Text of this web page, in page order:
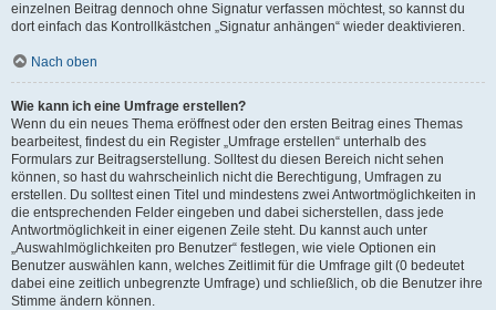
einzelnen Beitrag dennoch ohne Signatur verfassen möchtest, so kannst du
dort einfach das Kontrollkästchen „Signatur anhängen“ wieder deaktivieren.
Nach oben
Wie kann ich eine Umfrage erstellen?
Wenn du ein neues Thema eröffnest oder den ersten Beitrag eines Themas
bearbeitest, findest du ein Register „Umfrage erstellen“ unterhalb des
Formulars zur Beitragserstellung. Solltest du diesen Bereich nicht sehen
können, so hast du wahrscheinlich nicht die Berechtigung, Umfragen zu
erstellen. Du solltest einen Titel und mindestens zwei Antwortmöglichkeiten in
die entsprechenden Felder eingeben und dabei sicherstellen, dass jede
Antwortmöglichkeit in einer eigenen Zeile steht. Du kannst auch unter
„Auswahlmöglichkeiten pro Benutzer“ festlegen, wie viele Optionen ein
Benutzer auswählen kann, welches Zeitlimit für die Umfrage gilt (0 bedeutet
dabei eine zeitlich unbegrenzte Umfrage) und schließlich, ob die Benutzer ihre
Stimme ändern können.